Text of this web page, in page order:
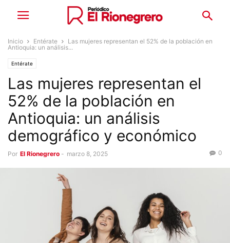
Inicio Entérate
Las mujeres representan el 52% de la población en
Antioquia: un análisis...
Entérate
Las mujeres representan el
52% de la población en
Antioquia: un análisis
demográfico y económico
Por El Rionegrero - marzo 8, 2025 0